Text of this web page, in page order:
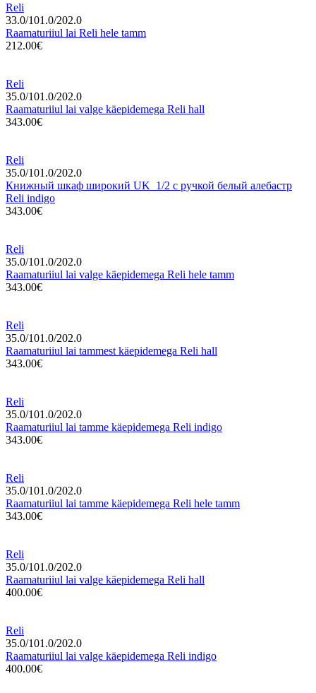
Reli
33.0/101.0/202.0
Raamaturiiul lai Reli hele tamm
212.00€
Reli
35.0/101.0/202.0
Raamaturiiul lai valge käepidemega Reli hall
343.00€
Reli
35.0/101.0/202.0
Книжный шкаф широкий UK_1/2 с ручкой белый алебастр
Reli indigo
343.00€
Reli
35.0/101.0/202.0
Raamaturiiul lai valge käepidemega Reli hele tamm
343.00€
Reli
35.0/101.0/202.0
Raamaturiiul lai tammest käepidemega Reli hall
343.00€
Reli
35.0/101.0/202.0
Raamaturiiul lai tamme käepidemega Reli indigo
343.00€
Reli
35.0/101.0/202.0
Raamaturiiul lai tamme käepidemega Reli hele tamm
343.00€
Reli
35.0/101.0/202.0
Raamaturiiul lai valge käepidemega Reli hall
400.00€
Reli
35.0/101.0/202.0
Raamaturiiul lai valge käepidemega Reli indigo
400.00€